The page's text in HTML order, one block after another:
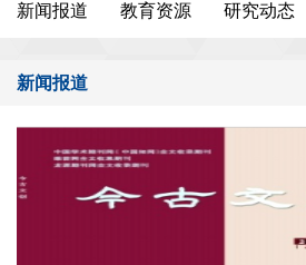
新闻报道 教育资源 研究动态
新闻报道